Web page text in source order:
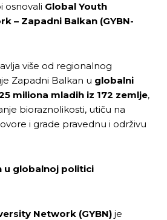
osnovali Global Youth
– Zapadni Balkan (GYBN-
više od regionalnog
Zapadni Balkan u globalni
miliona mladih iz 172 zemlje,
bioraznolikosti, utiču na
i grade pravednu i održivu
u globalnoj politici
Network (GYBN) je